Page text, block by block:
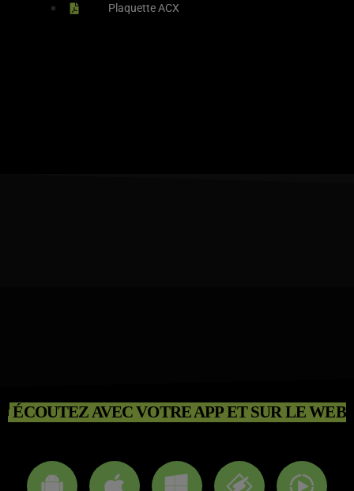
Plaquette ACX
ÉCOUTEZ AVEC VOTRE APP ET SUR LE WEB